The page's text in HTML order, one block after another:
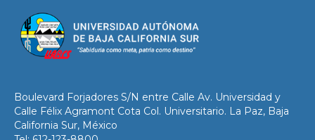
Boulevard Forjadores S/N entre Calle Av. Universidad y
Calle Félix Agramont Cota Col. Universitario. La Paz, Baja
California Sur, México